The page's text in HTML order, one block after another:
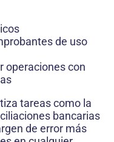
de uso
operaciones con
tareas como la
bancarias
de error más